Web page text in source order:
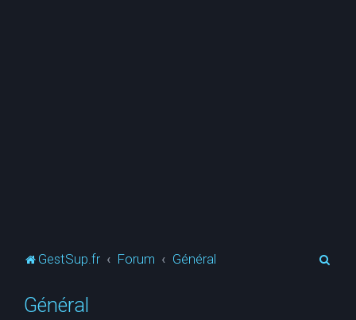
GestSup.fr Forum Général
Général